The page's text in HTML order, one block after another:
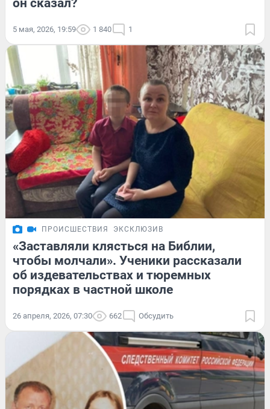
он сказал?
5 мая, 2026, 19:59 1 840 1
ПРОИСШЕСТВИЯ ЭКСКЛЮЗИВ
«Заставляли клясться на Библии,
чтобы молчали». Ученики рассказали
об издевательствах и тюремных
порядках в частной школе
26 апреля, 2026, 07:30 662 Обсудить